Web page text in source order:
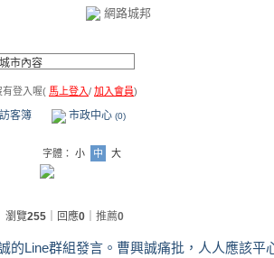
網路城邦
有登入喔( 馬上登入/ 加入會員)
客簿 市政中心 (0)
字體： 小 中 大
瀏覽255 ｜回應0 推薦0
的Line群組發言。曹興誠痛批，人人應該平